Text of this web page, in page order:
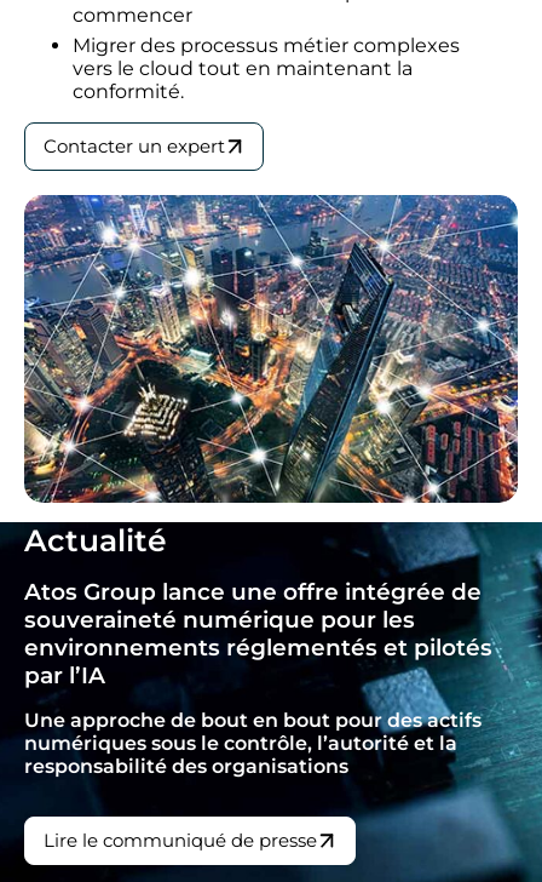
commencer
Migrer des processus métier complexes
vers le cloud tout en maintenant la
conformité.
Contacter un expert
Actualité
Atos Group lance une offre intégrée de
souveraineté numérique pour les
environnements réglementés et pilotés
par l’IA
Une approche de bout en bout pour des actifs
numériques sous le contrôle, l’autorité et la
responsabilité des organisations
Lire le communiqué de presse